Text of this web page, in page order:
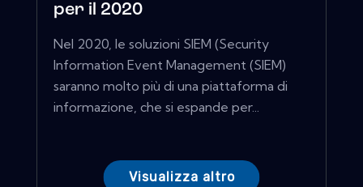
per il 2020
Nel 2020, le soluzioni SIEM (Security
Information Event Management (SIEM)
saranno molto più di una piattaforma di
informazione, che si espande per...
Visualizza altro